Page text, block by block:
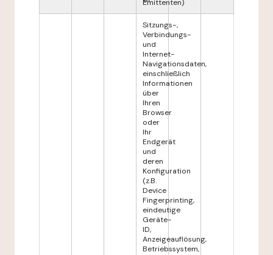
Emittenten)
Sitzungs-,
Verbindungs-
und
Internet-
Navigationsdaten,
einschließlich
Informationen
über
Ihren
Browser
oder
Ihr
Endgerät
und
deren
Konfiguration
(z.B.
Device
Fingerprinting,
eindeutige
Geräte-
ID,
Anzeigeauflösung,
Betriebssystem,